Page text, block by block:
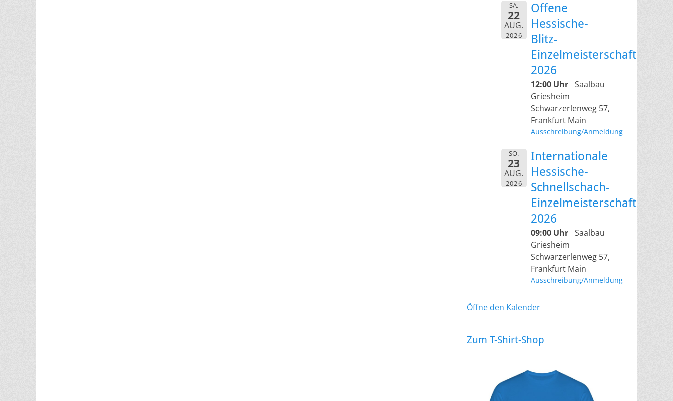
SA.
22
AUG.
2026
Offene
Hessische-
Blitz-
Einzelmeisterschaft
2026
12:00 Uhr Saalbau
Griesheim
Schwarzerlenweg 57,
Frankfurt Main
Ausschreibung/Anmeldung
SO.
23
AUG.
2026
Internationale
Hessische-
Schnellschach-
Einzelmeisterschaft
2026
09:00 Uhr Saalbau
Griesheim
Schwarzerlenweg 57,
Frankfurt Main
Ausschreibung/Anmeldung
Öffne den Kalender
Zum T-Shirt-Shop